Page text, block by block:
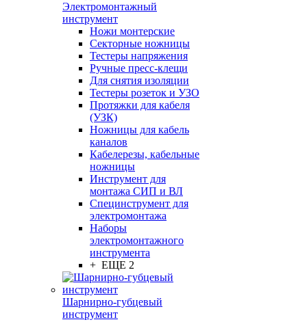
Электромонтажный
инструмент
Ножи монтерские
Секторные ножницы
Тестеры напряжения
Ручные пресс-клещи
Для снятия изоляции
Тестеры розеток и УЗО
Протяжки для кабеля
(УЗК)
Ножницы для кабель
каналов
Кабелерезы, кабельные
ножницы
Инструмент для
монтажа СИП и ВЛ
Специнструмент для
электромонтажа
Наборы
электромонтажного
инструмента
+ ЕЩЕ 2
Шарнирно-губцевый
инструмент